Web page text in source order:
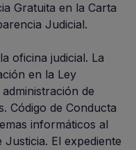
Gratuita en la Carta
Judicial.
oficina judicial. La
en la Ley
de
Código de Conducta
informáticos al
El expediente